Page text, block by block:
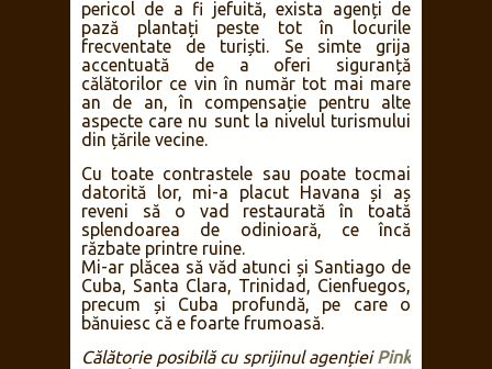
pericol de a fi jefuită, exista agenți de
pază plantați peste tot în locurile
frecventate de turiști. Se simte grija
accentuată de a oferi siguranță
călătorilor ce vin în număr tot mai mare
an de an, în compensație pentru alte
aspecte care nu sunt la nivelul turismului
din țările vecine.
Cu toate contrastele sau poate tocmai
datorită lor, mi-a placut Havana și aș
reveni să o vad restaurată în toată
splendoarea de odinioară, ce încă
răzbate printre ruine.
Mi-ar plăcea să văd atunci și Santiago de
Cuba, Santa Clara, Trinidad, Cienfuegos,
precum și Cuba profundă, pe care o
bănuiesc că e foarte frumoasă.
Călătorie posibilă cu sprijinul agențieiPink